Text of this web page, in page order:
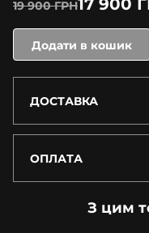
19 900 ГРН
Додати в кошик
ДОСТАВКА
ОПЛАТА
З цим